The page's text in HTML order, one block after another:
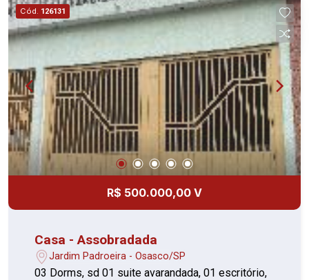
banheiro piso térreo, quintal grande... Vaga de
garagem para até 04 veiculo. Vale a pena
conhecer...!!! agende sua visita....!
Cód. 126131
R$ 500.000,00 V
Casa - Assobradada
Jardim Padroeira - Osasco/SP
03 Dorms, sd 01 suite avarandada, 01 escritório,